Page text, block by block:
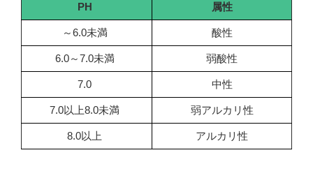
PH 属性
～6.0未満 酸性
6.0～7.0未満 弱酸性
7.0 中性
7.0以上8.0未満 弱アルカリ性
8.0以上 アルカリ性